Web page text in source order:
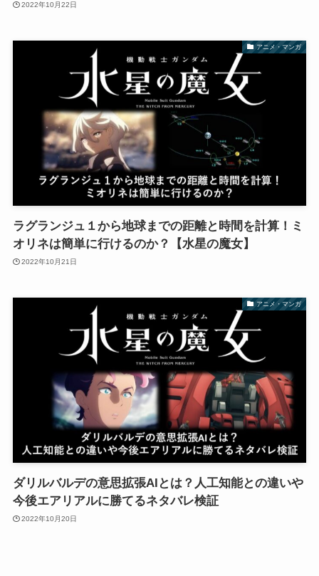
2022年10月22日
アニメ・マンガ
ラグランジュ１から地球までの距離と時間を計算！ミ
オリネは簡単に行けるのか？【水星の魔女】
2022年10月21日
アニメ・マンガ
ダリルバルデの意思拡張AIとは？人工知能との違いや
今後エアリアルに勝てるネタバレ検証
2022年10月20日